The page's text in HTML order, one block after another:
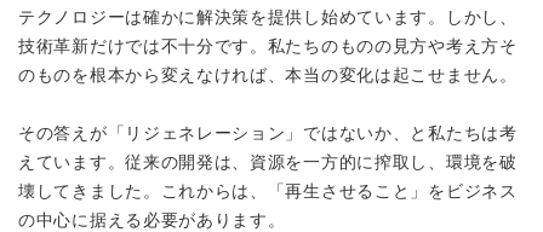
テクノロジーは確かに解決策を提供し始めています。しかし、
技術革新だけでは不十分です。私たちのものの見方や考え方そ
のものを根本から変えなければ、本当の変化は起こせません。
その答えが「リジェネレーション」ではないか、と私たちは考
えています。従来の開発は、資源を一方的に搾取し、環境を破
壊してきました。これからは、「再生させること」をビジネス
の中心に据える必要があります。